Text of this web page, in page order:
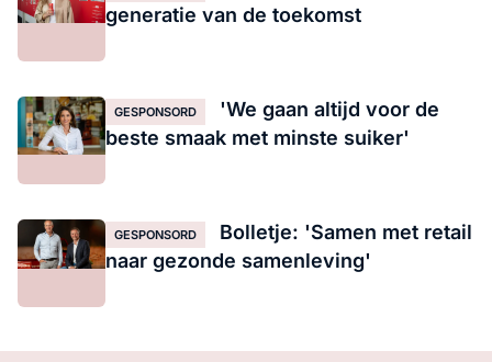
generatie van de toekomst
GESPONSORD
'We gaan altijd voor de
beste smaak met minste suiker'
GESPONSORD
Bolletje: 'Samen met retail
naar gezonde samenleving'